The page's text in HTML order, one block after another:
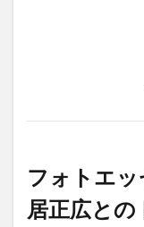
フォトエ
居正広との